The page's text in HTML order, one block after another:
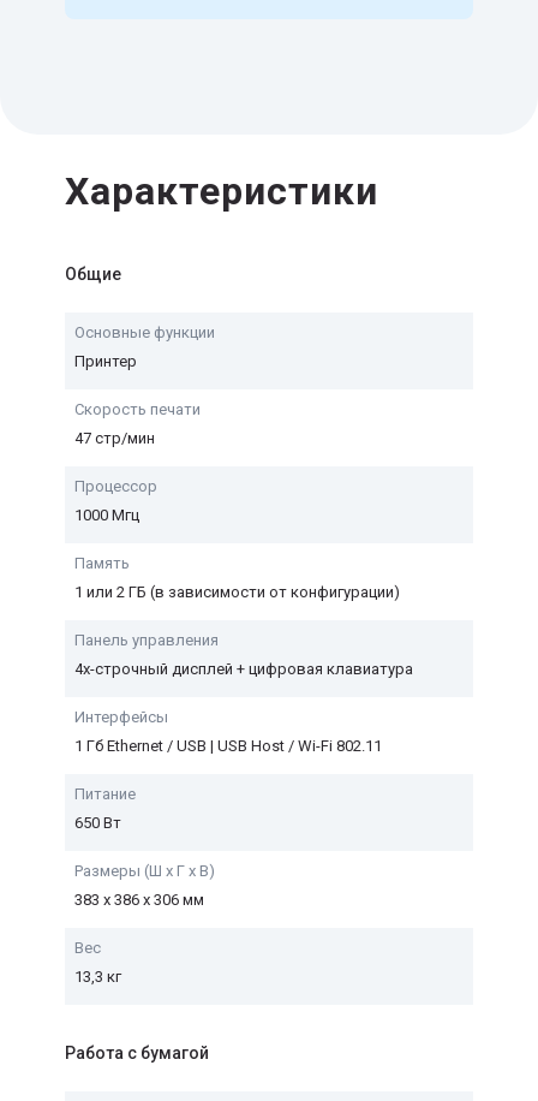
Характеристики
Общие
Основные функции
Принтер
Скорость печати
47 стр/мин
Процессор
1000 Мгц
Память
1 или 2 ГБ (в зависимости от конфигурации)
Панель управления
4х-строчный дисплей + цифровая клавиатура
Интерфейсы
1 Гб Ethernet / USB | USB Host / Wi-Fi 802.11
Питание
650 Вт
Размеры (Ш х Г х В)
383 х 386 х 306 мм
Вес
13,3 кг
Работа с бумагой